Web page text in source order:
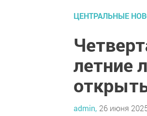
ЦЕНТРАЛЬНЫЕ
летние
admin, 26 июня